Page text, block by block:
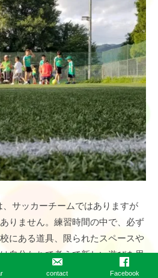
サッカーチームではありますが
りません。練習時間の中で、必ず
にある道具、限られたスペースや
自分たちで考えて新しい遊びを思
contact Facebook